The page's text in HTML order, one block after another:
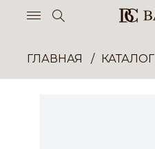
ГЛАВНАЯ КАТАЛОГ